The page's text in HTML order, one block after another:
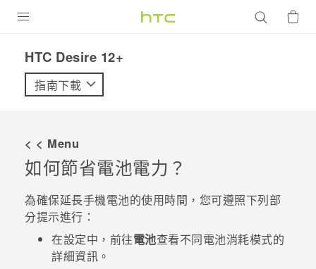
VIVE
配件
優惠專區
焦點訊息
銷售門市
HTC Desire 12+‎
指南下載
< < Menu
如何節省電池電力？
為確保延長手機電池的使用時間，您可遵照下列部
分提示進行：
在設定中，前往電池查看不同電池消耗模式的
詳細資訊。